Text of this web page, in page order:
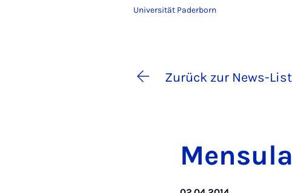
Universität Paderborn
Zurück zur News-